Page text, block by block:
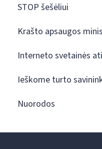
STOP šešėliui
Krašto apsaugos
Interneto svetainės
Ieškome turto
Nuorodos